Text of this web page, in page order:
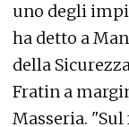
uno degli
ha detto a
della
Fratin a
Masseria.